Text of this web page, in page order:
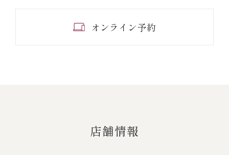
オンライン予約
店舗情報